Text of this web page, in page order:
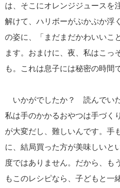
は、そこにオレンジジュースを
解けて、ハリボーがぷかぷか浮
の姿に、「まだまだかわいいこ
ます。おまけに、夜、私はこっ
も。これは息子には秘密の時間
いかがでしたか？ 読んでいた
私は手のかかるおやつは手づく
が大変だし、難しいんです。手
に、結局買った方が美味しいと
度ではありません。だから、も
もこのレシピなら、子どもと一